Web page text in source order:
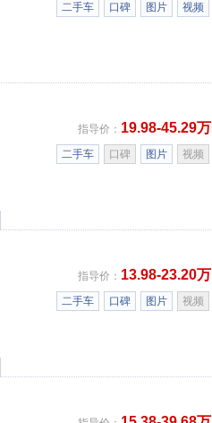
二手车 口碑 图片 视频
指导价： 19.98-45.29万
二手车 口碑 图片 视频
指导价： 13.98-23.20万
二手车 口碑 图片 视频